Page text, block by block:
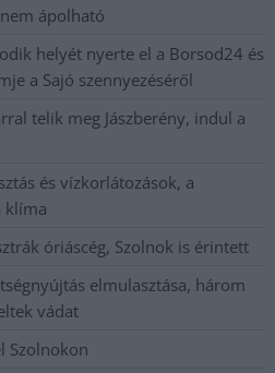
ápolható
helyét nyerte el a Borsod24 és
a Sajó szennyezéséről
telik meg Jászberény, indul a
és vízkorlátozások, a
klíma
óriáscég, Szolnok is érintett
elmulasztása, három
vádat
Szolnokon